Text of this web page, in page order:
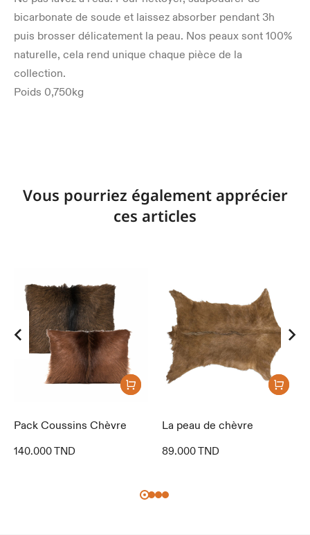
bicarbonate de soude et laissez absorber pendant 3h
puis brosser délicatement la peau. Nos peaux sont 100%
naturelle, cela rend unique chaque pièce de la
collection.
Poids 0,750kg
Vous pourriez également apprécier
ces articles
Pack Coussins Chèvre
140.000TND
La peau de chèvre
89.000TND